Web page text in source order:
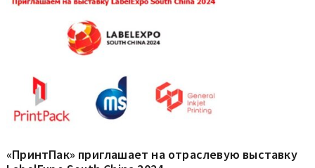
«ПринтПак» приглашает на отраслевую выставку